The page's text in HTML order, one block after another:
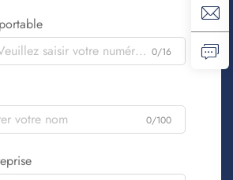
0/16
0/100